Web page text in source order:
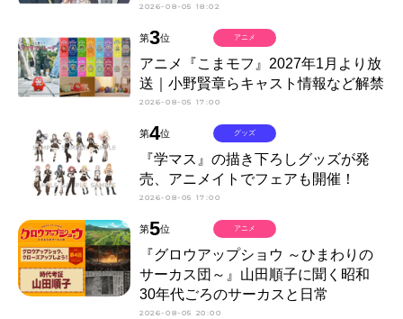
2026-08-05 18:02
第3位
アニメ『こまモフ』2027年1月より放
送｜小野賢章らキャスト情報など解禁
2026-08-05 17:00
アニメ
第4位
『学マス』の描き下ろしグッズが発
売、アニメイトでフェアも開催！
2026-08-05 17:00
グッズ
第5位
『グロウアップショウ ～ひまわりの
サーカス団～』山田順子に聞く昭和
30年代ごろのサーカスと日常
2026-08-05 20:00
アニメ